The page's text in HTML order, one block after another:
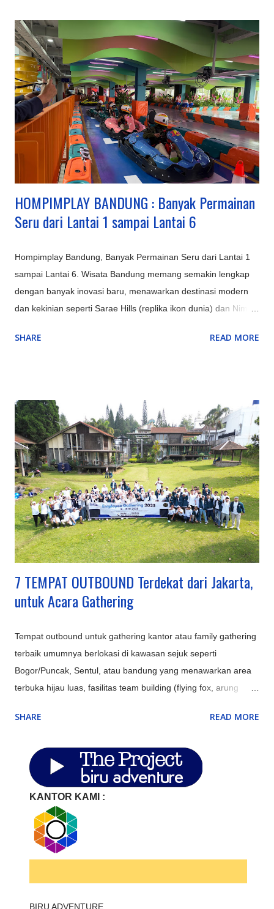
Gedung Sate), menjadikannya destinasi multifungsi untuk
berbagai kalangan. Kawasan Utama dan Keunggulannya:
Lembang (Bandung Barat): Pusat wisata alam dan keluarga,
ada kebun teh, Tangkuban Parahu, Floating Market, The Great
Asia Africa, Lembang Park & Zoo, Dago Dream Park. Ciwidey
(Bandung Selatan): Terkenal dengan Kawah Putih, Ranca
Upas (rusa, camping), dan Glamping Lakeside dengan
suasana danau yang indah. Pangalengan: Untuk petualangan
seperti rafting di Sungai Palayangan dan off-road adventure
d...
HOMPIMPLAY BANDUNG : Banyak Permainan
Seru dari Lantai 1 sampai Lantai 6
Hompimplay Bandung, Banyak Permainan Seru dari Lantai 1
sampai Lantai 6. Wisata Bandung memang semakin lengkap
dengan banyak inovasi baru, menawarkan destinasi modern
dan kekinian seperti Sarae Hills (replika ikon dunia) dan Nimo
unik seperti Hutan Mycelia (dunia jamur magis) dan Bird &
Bandung dengan sentuhan instagrammable dan edukatif.
Inovasi Destinasi Wisata Bandung Terbaru & Kekinian: Sarae
Hills : Menyajikan miniatur bangunan ikonik dunia (Eiffel,
Patung Liberty, dll.) dengan konsep 'keliling dunia dalam
sehari'. Nimo Highland : Menawarkan pemandangan kebun teh
dan jembatan kaca berbentuk U, ditambah fasilitas glamping
mewah. Hutan Mycelia Cikole : Konsep unik bertema jamur
dengan instalasi lampu artistik, cocok untuk suasana m...
SHARE READ MORE
7 TEMPAT OUTBOUND Terdekat dari Jakarta,
untuk Acara Gathering
Tempat outbound untuk gathering kantor atau family gathering
terbaik umumnya berlokasi di kawasan sejuk seperti
Bogor/Puncak, Sentul, atau bandung yang menawarkan area
terbuka hijau luas, fasilitas team building (flying fox, arung
penginapan resort atau villa untuk memaksimalkan
alternatif di sekitar Jakarta (Bodetabek) untuk efisiensi biaya,
meningkatkan produktivitas, dan memberikan suasana baru
(refreshing) bagi karyawan. Tempat ini ideal untuk meeting
strategis, corporate gathering, atau outbound guna
mempererat kerja tim. Berikut adalah beberapa rekomendasi
tempat di sekitar Jakarta: Bogor & Puncak (Kabupaten Bogor):
Cocok untuk outbound dan gathering bertema alam. Udara
SHARE READ MORE
KANTOR KAMI :
BIRU ADVENTURE